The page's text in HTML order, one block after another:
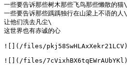
一些要告诉那些树木那些飞鸟那些懒散的猫\
一些要告诉那些踽踽独行在山梁上不语的人\
让他们洗去凡尘\
这世界也有赤诚的心
![](/files/pkj58SwHLAxXekr21LCV)
![](/files/7cVixhBX6tqEWrAUbYKl)